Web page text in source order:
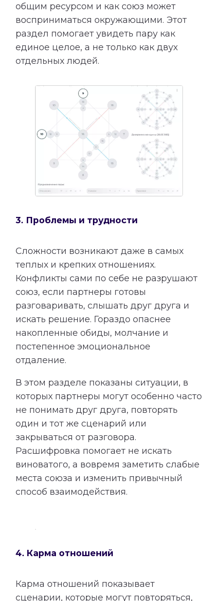
общим ресурсом и как союз может
восприниматься окружающими. Этот
раздел помогает увидеть пару как
единое целое, а не только как двух
отдельных людей.
3. Проблемы и трудности
Сложности возникают даже в самых
теплых и крепких отношениях.
Конфликты сами по себе не разрушают
союз, если партнеры готовы
разговаривать, слышать друг друга и
искать решение. Гораздо опаснее
накопленные обиды, молчание и
постепенное эмоциональное
отдаление.
В этом разделе показаны ситуации, в
которых партнеры могут особенно часто
не понимать друг друга, повторять
один и тот же сценарий или
закрываться от разговора.
Расшифровка помогает не искать
виноватого, а вовремя заметить слабые
места союза и изменить привычный
способ взаимодействия.
4. Карма отношений
Карма отношений показывает
сценарии, которые могут повторяться,